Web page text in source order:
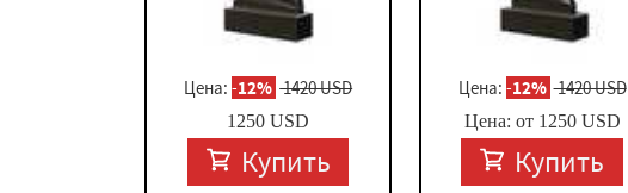
Цена:-12% 1420 USD
1250 USD
Купить
Цена: -12% 1420 USD
Цена: от 1250USD
Купить